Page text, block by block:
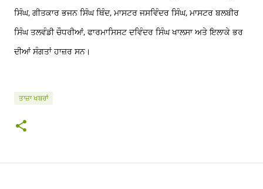
ਸਿੰਘ, ਗੀਤਕਾਰ ਭਜਨ ਸਿੰਘ ਥਿੰਦ, ਮਾਸਟਰ ਜਸਵਿੰਦਰ ਸਿੰਘ, ਮਾਸਟਰ ਬਲਬੀਰ
ਸਿੰਘ ਤਲਵੰਡੀ ਚੌਧਰੀਆਂ, ਫਾਰਮਾਸਿਸਟ ਦਵਿੰਦਰ ਸਿੰਘ ਖਾਲਸਾ ਅਤੇ ਇਲਾਕੇ ਭਰ
ਦੀਆਂ ਸੰਗਤਾਂ ਹਾਜ਼ਰ ਸਨ।
ਤਾਜ਼ਾ ਖਬਰਾਂ